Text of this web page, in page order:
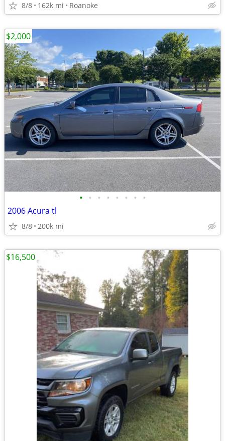
8/8 162k mi Roanoke
• • • • • • • •
2006 Acura tl
8/8 200k mi
$2,000
$16,500